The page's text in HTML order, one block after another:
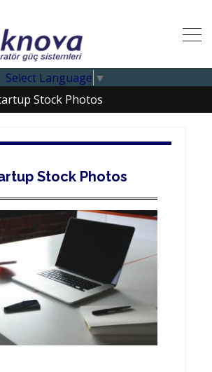
Select Language ▼
Stock Photos
Stock Photos